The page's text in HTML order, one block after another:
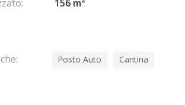
156 m²
Posto Auto Cantina